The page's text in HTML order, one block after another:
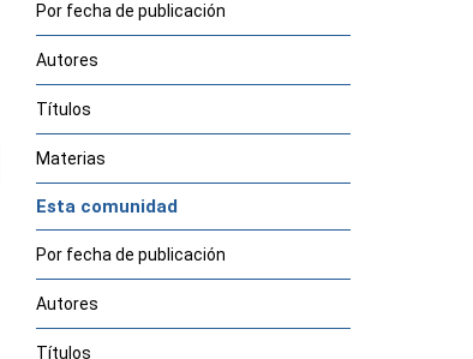
Por fecha de publicación
Autores
Títulos
Materias
Esta comunidad
Por fecha de publicación
Autores
Títulos